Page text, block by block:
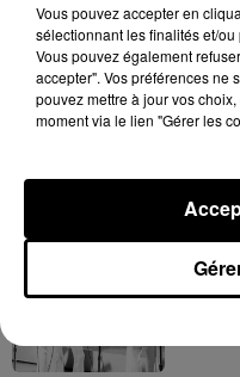
le
Vous pouvez accepter en
sélectionnant les finalités et/
Vous pouvez également
accepter". Vos préférences ne
pouvez mettre à jour vos
moment via le lien "Gérer les